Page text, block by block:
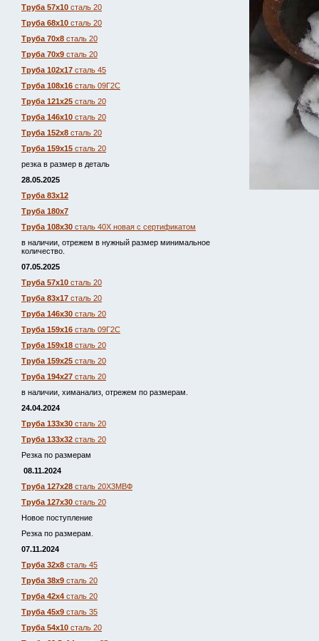
Труба 57х10 сталь 20
Труба 68х10 сталь 20
Труба 70х8 сталь 20
Труба 70х9 сталь 20
Труба 102х17 сталь 45
Труба 108х16 сталь 09Г2С
Труба 121х25 сталь 20
Труба 146х10 сталь 20
Труба 152х8 сталь 20
Труба 159х15 сталь 20
резка в размер в деталь
28.05.2025
Труба 83х12
Труба 180х7
Труба 108х30 сталь 40Х новая с сертификатом
в наличии, отрежем в нужный размер минимальное
количество.
07.05.2025
Труба 57х10 сталь 20
Труба 83х17 сталь 20
Труба 146х30 сталь 20
Труба 159х16 сталь 09Г2С
Труба 159х18 сталь 20
Труба 159х25 сталь 20
Труба 194х27 сталь 20
в наличии, химанализ, отрежем по размерам.
24.04.2024
Труба 133х30 сталь 20
Труба 133х32 сталь 20
Резка по размерам
08.11.2024
Труба 127х28 сталь 20Х3МВФ
Труба 127х30 сталь 20
Новое поступление
Резка по размерам.
07.11.2024
Труба 32х8 сталь 45
Труба 38х9 сталь 20
Труба 42х4 сталь 20
Труба 45х9 сталь 35
Труба 54х10 сталь 20